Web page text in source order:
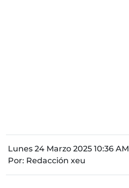
Lunes 24 Marzo 2025 10:36 AM
Por: Redacción xeu